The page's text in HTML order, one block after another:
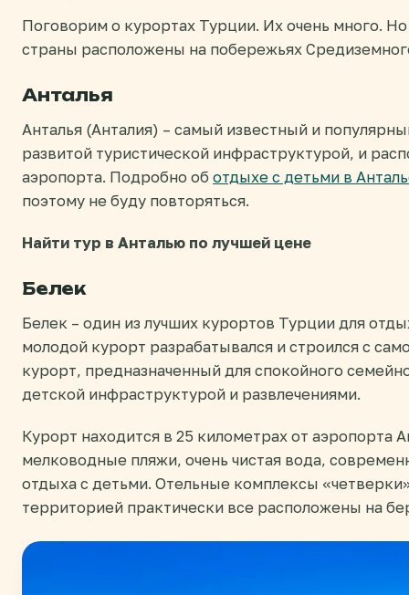
Поговорим о курортах Турции. Их очень много.
страны расположены на побережьях
Анталья
Анталья (Анталия) – самый известный и
развитой туристической инфраструктурой, и
аэропорта. Подробно об отдыхе с детьми в
поэтому не буду повторяться.
Найти тур в Анталью по лучшей цене
Белек
Белек – один из лучших курортов Турции для
молодой курорт разрабатывался и строился с
курорт, предназначенный для спокойного
детской инфраструктурой и развлечениями.
Курорт находится в 25 километрах от аэропорта
мелководные пляжи, очень чистая вода,
отдыха с детьми. Отельные комплексы
территорией практически все расположены на